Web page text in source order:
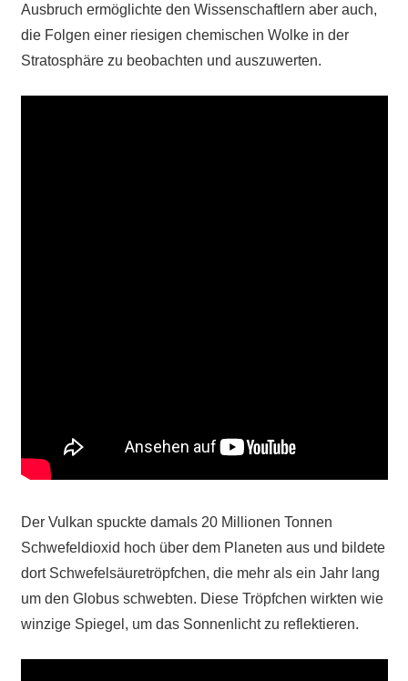
Ausbruch ermöglichte den Wissenschaftlern aber auch,
die Folgen einer riesigen chemischen Wolke in der
Stratosphäre zu beobachten und auszuwerten.
Der Vulkan spuckte damals 20 Millionen Tonnen
Schwefeldioxid hoch über dem Planeten aus und bildete
dort Schwefelsäuretröpfchen, die mehr als ein Jahr lang
um den Globus schwebten. Diese Tröpfchen wirkten wie
winzige Spiegel, um das Sonnenlicht zu reflektieren.